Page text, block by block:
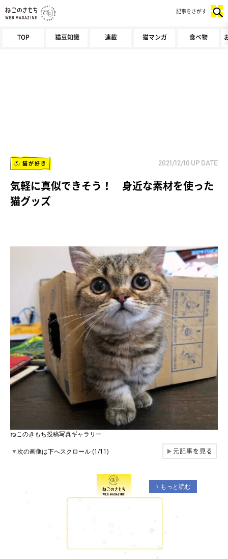
TOP 猫豆知識 連載 猫マンガ 食べ物
記事をさがす
猫が好き 2021/12/10 UP DATE
気軽に真似できそう！ 身近な素材を使った
猫グッズ
ねこのきもち投稿写真ギャラリー
▼次の画像は下へスクロール (1/11) ▶元記事を見る
arrow_forward_ios もっと読む